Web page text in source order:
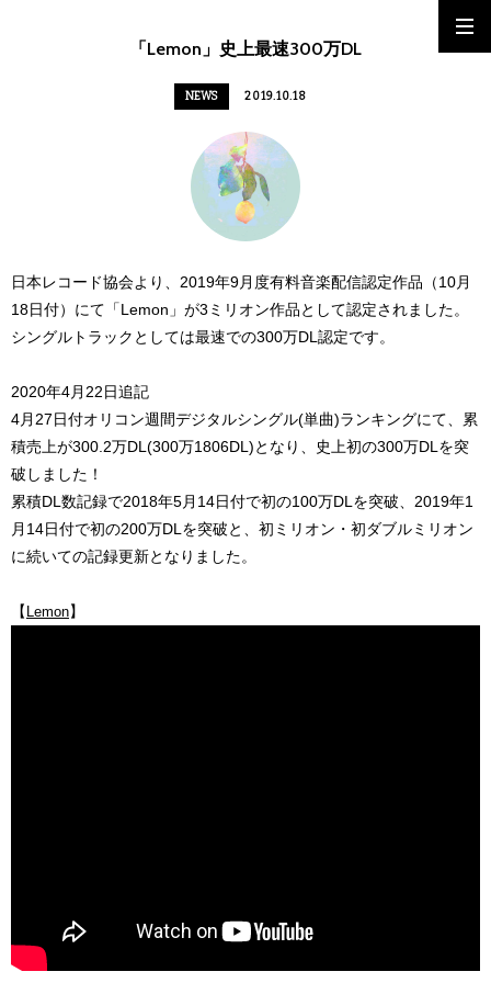
「Lemon」史上最速300万DL
NEWS 2019.10.18
日本レコード協会より、2019年9月度有料音楽配信認定作品（10月
18日付）にて「Lemon」が3ミリオン作品として認定されました。
シングルトラックとしては最速での300万DL認定です。
2020年4月22日追記
4月27日付オリコン週間デジタルシングル(単曲)ランキングにて、累
積売上が300.2万DL(300万1806DL)となり、史上初の300万DLを突
破しました！
累積DL数記録で2018年5月14日付で初の100万DLを突破、2019年1
月14日付で初の200万DLを突破と、初ミリオン・初ダブルミリオン
に続いての記録更新となりました。
【 Lemon】